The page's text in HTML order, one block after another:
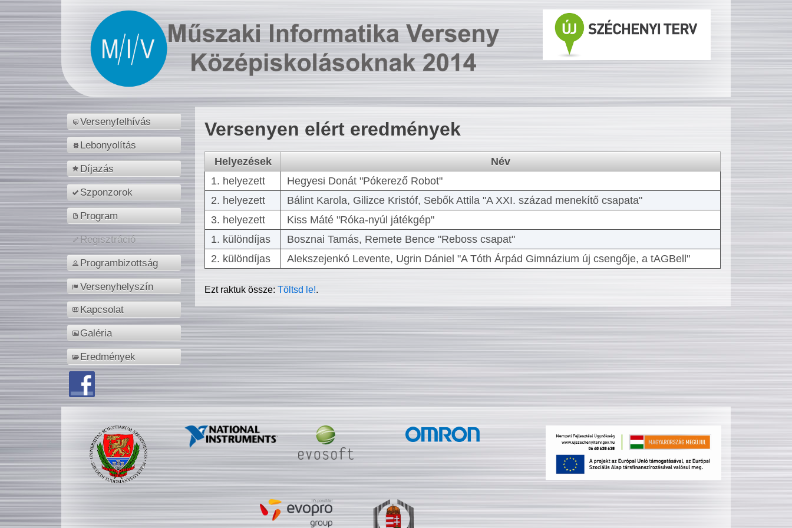
Versenyfelhívás
Lebonyolítás
Díjazás
Szponzorok
Program
Regisztráció
Programbizottság
Versenyhelyszín
Kapcsolat
Galéria
Eredmények
Versenyen elért eredmények
Helyezések
Név
1. helyezett
Hegyesi Donát "Pókerező Robot"
2. helyezett
Bálint Karola, Gilizce Kristóf, Sebők Attila "A XXI. század menekítő csapata"
3. helyezett
Kiss Máté "Róka-nyúl játékgép"
1. különdíjas
Bosznai Tamás, Remete Bence "Reboss csapat"
2. különdíjas
Alekszejenkó Levente, Ugrin Dániel "A Tóth Árpád Gimnázium új csengője, a tAGBell"
Ezt raktuk össze:Töltsd le!.